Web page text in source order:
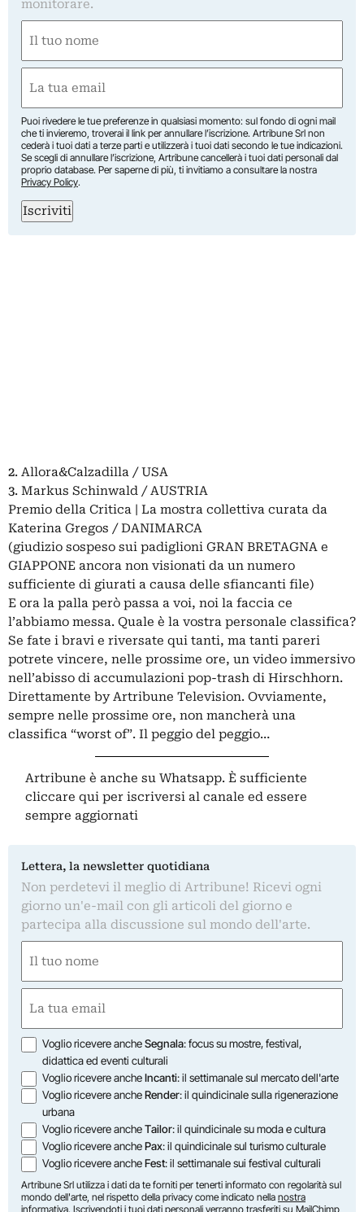
monitorare.
(Required)
First
(Required)
Puoi rivedere le tue preferenze in qualsiasi momento: sul fondo di ogni mail
che ti invieremo, troverai il link per annullare l’iscrizione. Artribune Srl non
cederà i tuoi dati a terze parti e utilizzerà i tuoi dati secondo le tue indicazioni.
Se scegli di annullare l’iscrizione, Artribune cancellerà i tuoi dati personali dal
proprio database. Per saperne di più, ti invitiamo a consultare la nostra
Privacy Policy.
Iscriviti
2. Allora&Calzadilla / USA
3. Markus Schinwald / AUSTRIA
Premio della Critica | La mostra collettiva curata da
Katerina Gregos / DANIMARCA
(giudizio sospeso sui padiglioni GRAN BRETAGNA e
GIAPPONE ancora non visionati da un numero
sufficiente di giurati a causa delle sfiancanti file)
E ora la palla però passa a voi, noi la faccia ce
l’abbiamo messa. Quale è la vostra personale classifica?
Se fate i bravi e riversate qui tanti, ma tanti pareri
potrete vincere, nelle prossime ore, un video immersivo
nell’abisso di accumulazioni pop-trash di Hirschhorn.
Direttamente by Artribune Television. Ovviamente,
sempre nelle prossime ore, non mancherà una
classifica “worst of”. Il peggio del peggio…
Artribune è anche su Whatsapp. È sufficiente
cliccare qui per iscriversi al canale ed essere
sempre aggiornati
Lettera, la newsletter quotidiana
Non perdetevi il meglio di Artribune! Ricevi ogni
giorno un'e-mail con gli articoli del giorno e
partecipa alla discussione sul mondo dell'arte.
(Required)
First
(Required)
Opzioni
Voglio ricevere ancheSegnala: focus su mostre, festival,
didattica ed eventi culturali
Voglio ricevere ancheIncanti: il settimanale sul mercato dell'arte
Voglio ricevere ancheRender: il quindicinale sulla rigenerazione
urbana
Voglio ricevere ancheTailor: il quindicinale su moda e cultura
Voglio ricevere anchePax: il quindicinale sul turismo culturale
Voglio ricevere ancheFest: il settimanale sui festival culturali
Artribune Srl utilizza i dati da te forniti per tenerti informato con regolarità sul
mondo dell'arte, nel rispetto della privacy come indicato nella nostra
informativa. Iscrivendoti i tuoi dati personali verranno trasferiti su MailChimp